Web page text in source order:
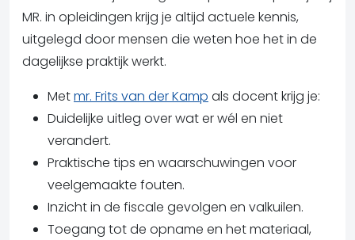
MR. in opleidingen krijg je altijd actuele kennis,
uitgelegd door mensen die weten hoe het in de
dagelijkse praktijk werkt.
Metmr. Frits van der Kamp als docent krijg je:
Duidelijke uitleg over wat er wél en niet
verandert.
Praktische tips en waarschuwingen voor
veelgemaakte fouten.
Inzicht in de fiscale gevolgen en valkuilen.
Toegang tot de opname en het materiaal,